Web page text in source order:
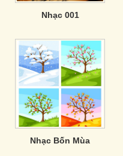
Nhạc 001
Nhạc Bốn Mùa